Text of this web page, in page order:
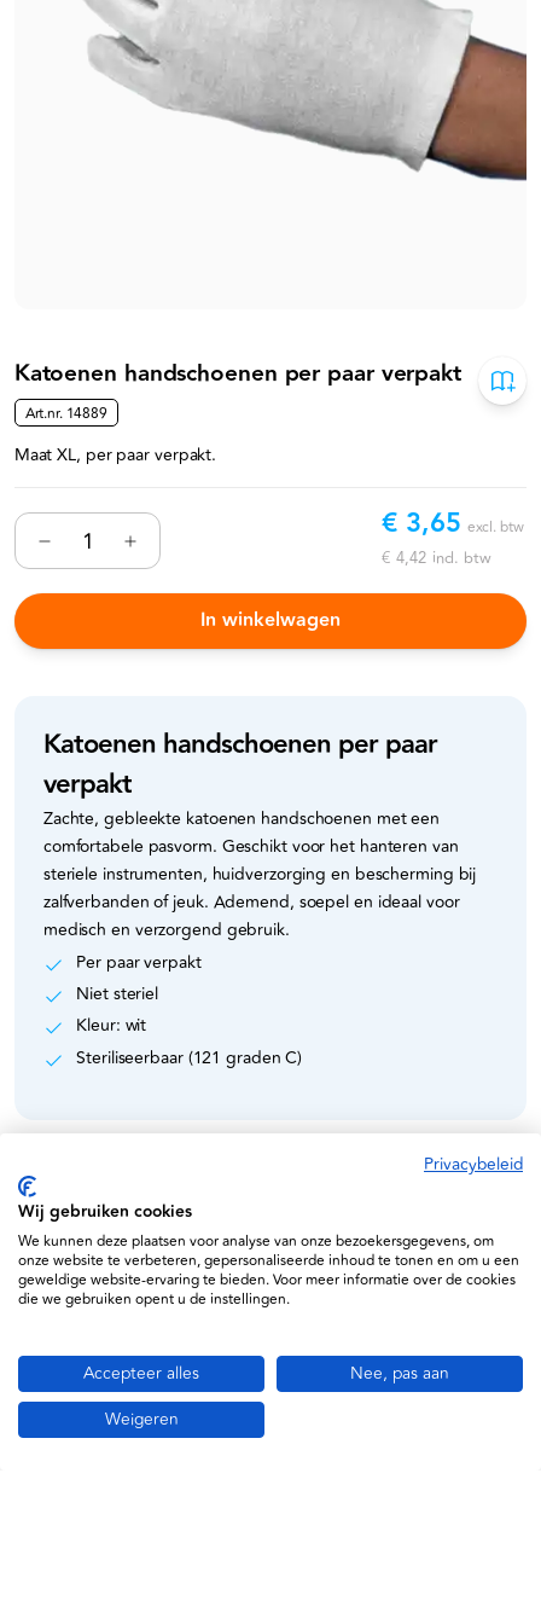
Katoenen handschoenen per paar verpakt
Art.nr. 14889
Maat XL, per paar verpakt.
€ 3,65 excl. btw
€ 4,42 incl. btw
In winkelwagen
Katoenen handschoenen per paar
verpakt
Zachte, gebleekte katoenen handschoenen met een
comfortabele pasvorm. Geschikt voor het hanteren van
steriele instrumenten, huidverzorging en bescherming bij
zalfverbanden of jeuk. Ademend, soepel en ideaal voor
medisch en verzorgend gebruik.
Per paar verpakt
Niet steriel
Kleur: wit
Steriliseerbaar (121 graden C)
Specificaties
00323070
Privacybeleid
Wij gebruiken cookies
We kunnen deze plaatsen voor analyse van onze bezoekersgegevens, om
onze website te verbeteren, gepersonaliseerde inhoud te tonen en om u een
geweldige website-ervaring te bieden. Voor meer informatie over de cookies
die we gebruiken opent u de instellingen.
Accepteer alles
Nee, pas aan
Weigeren